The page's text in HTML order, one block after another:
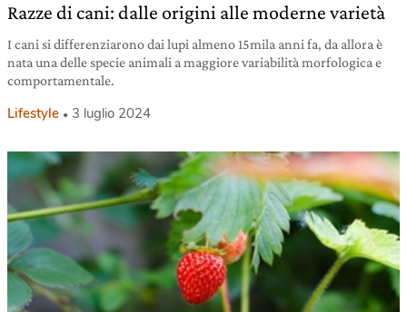
Razze di cani: dalle origini alle moderne varietà
I cani si differenziarono dai lupi almeno 15mila anni fa, da allora è
nata una delle specie animali a maggiore variabilità morfologica e
comportamentale.
Lifestyle 3 luglio 2024